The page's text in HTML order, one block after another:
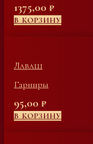
1375,00 ₽
В КОРЗИНУ
Лаваш
Гарниры
95,00 ₽
В КОРЗИНУ